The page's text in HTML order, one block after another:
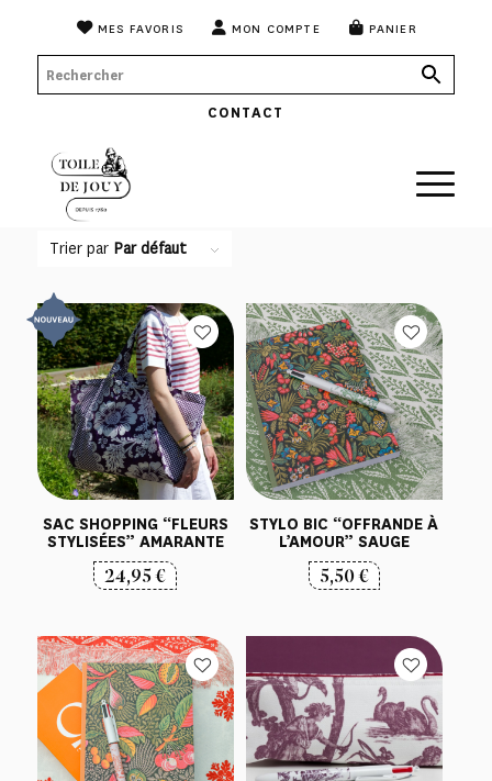
MES FAVORIS MON COMPTE PANIER
CONTACT
Trier par Par défaut
SAC SHOPPING “FLEURS
STYLISÉES” AMARANTE
24,95€
STYLO BIC “OFFRANDE À
L’AMOUR” SAUGE
5,50€